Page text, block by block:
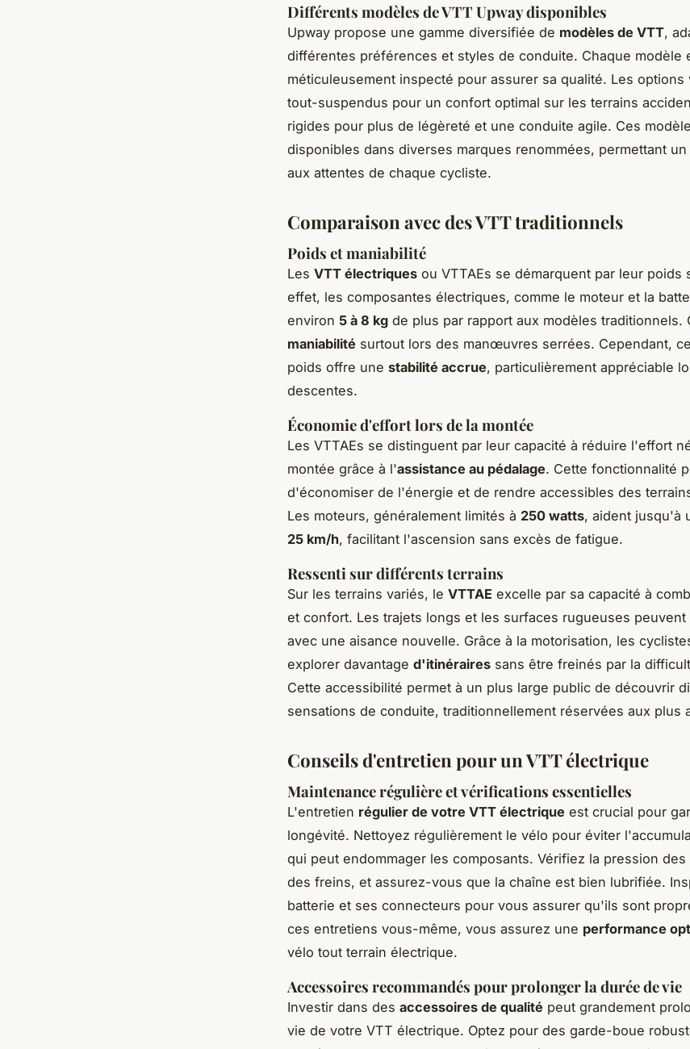
Différents modèles de VTT Upway disponibles
Upway propose une gamme diversifiée de modèles de VTT,
différentes préférences et styles de conduite. Chaque modèle
méticuleusement inspecté pour assurer sa qualité. Les options
tout-suspendus pour un confort optimal sur les terrains
rigides pour plus de légèreté et une conduite agile. Ces
disponibles dans diverses marques renommées, permettant
aux attentes de chaque cycliste.
Comparaison avec des VTT traditionnels
Poids et maniabilité
Les VTT électriques ou VTTAEs se démarquent par leur poids
effet, les composantes électriques, comme le moteur et la
environ 5 à 8 kg de plus par rapport aux modèles traditionnels.
maniabilité surtout lors des manœuvres serrées. Cependant,
poids offre une stabilité accrue, particulièrement appréciable
descentes.
Économie d'effort lors de la montée
Les VTTAEs se distinguent par leur capacité à réduire l'effort
montée grâce à l'assistance au pédalage. Cette fonctionnalité
d'économiser de l'énergie et de rendre accessibles des
Les moteurs, généralement limités à 250 watts, aident jusqu'à
25 km/h, facilitant l'ascension sans excès de fatigue.
Ressenti sur différents terrains
Sur les terrains variés, le VTTAE excelle par sa capacité à
et confort. Les trajets longs et les surfaces rugueuses peuvent
avec une aisance nouvelle. Grâce à la motorisation, les
explorer davantage d'itinéraires sans être freinés par la
Cette accessibilité permet à un plus large public de découvrir
sensations de conduite, traditionnellement réservées aux plus
Conseils d'entretien pour un VTT électrique
Maintenance régulière et vérifications essentielles
L'entretien régulier de votre VTT électrique est crucial pour
longévité. Nettoyez régulièrement le vélo pour éviter
qui peut endommager les composants. Vérifiez la pression
des freins, et assurez-vous que la chaîne est bien lubrifiée.
batterie et ses connecteurs pour vous assurer qu'ils sont
ces entretiens vous-même, vous assurez une performance
vélo tout terrain électrique.
Accessoires recommandés pour prolonger la durée de vie
Investir dans des accessoires de qualité peut grandement
vie de votre VTT électrique. Optez pour des garde-boue